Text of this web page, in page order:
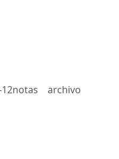
12notas archivo